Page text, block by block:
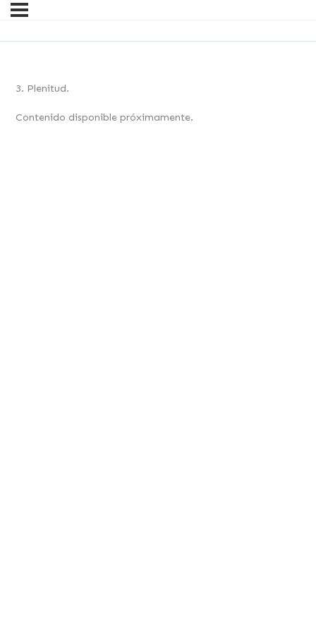
3. Plenitud.
Contenido disponible próximamente.